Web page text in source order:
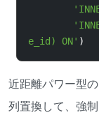
e_id) ON' )
近距離パワー型
列置換して、強